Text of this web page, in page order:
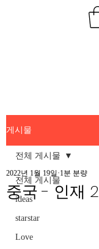
게시물
전체 게시물
ideas
starstar
Love
전체 게시물
중국 - 인재 2
2022년 1월 19일 1분 분량